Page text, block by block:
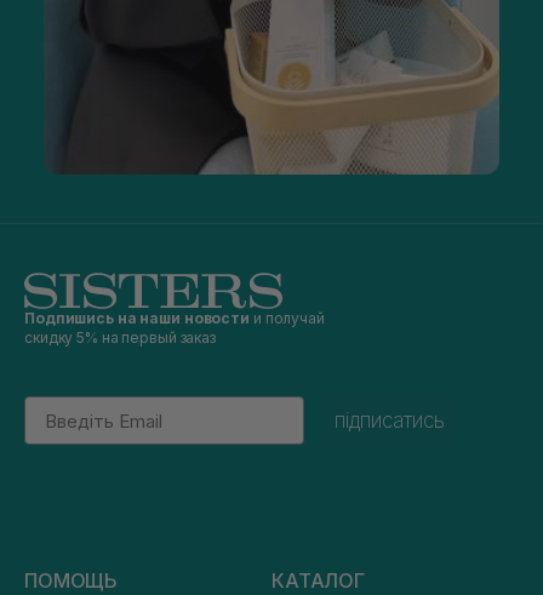
Подпишись на наши новости и получай
скидку 5% на первый заказ
Email
підписатись
ПОМОЩЬ КАТАЛОГ